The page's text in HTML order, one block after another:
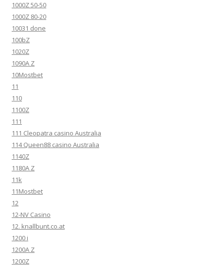
1000Z 50-50
1000Z 80-20
10031 done
100bZ
1020Z
1090A Z
10Mostbet
11
110
1100Z
111
111 Cleopatra casino Australia
114 Queen88 casino Australia
1140Z
1180A Z
11k
11Mostbet
12
12-NV Casino
12. knallbunt.co.at
1200 i
1200A Z
1200Z